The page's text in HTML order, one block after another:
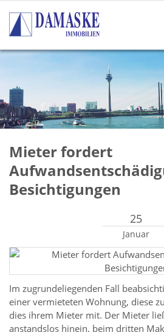
Mieter fordert
Besichtigungen
25
Januar
Im zugrundeliegenden Fall
einer vermieteten Wohnung, diese
dies ihrem Mieter mit. Der Mieter
anstandslos hinein, beim dritten